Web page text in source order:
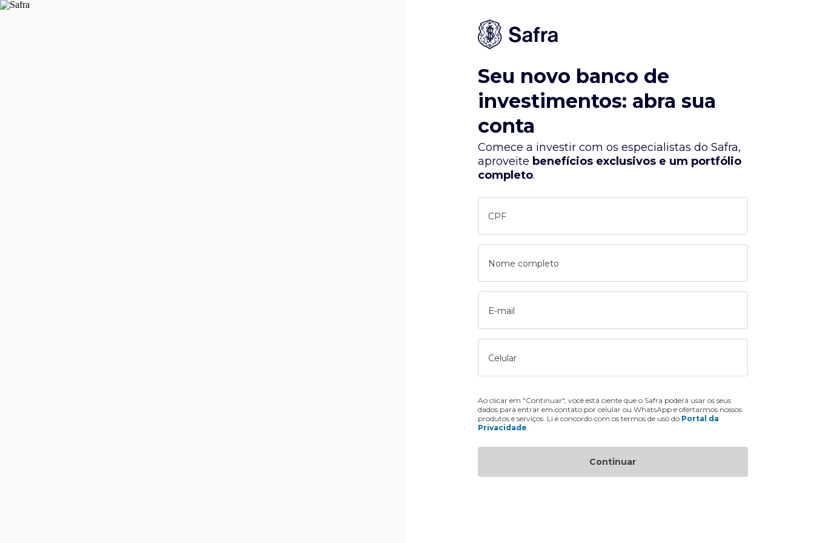
Seu novo banco de
investimentos: abra sua
conta
Comece a investir com os especialistas do Safra,
aproveite benefícios exclusivos e um portfólio
completo.
CPF
Nome completo
E-mail
Celular
Ao clicar em "Continuar", você está ciente que o Safra poderá usar os seus
dados para entrar em contato por celular ou WhatsApp e ofertarmos nossos
produtos e serviços. Li e concordo com os termos de uso do Portal da
Privacidade
Continuar